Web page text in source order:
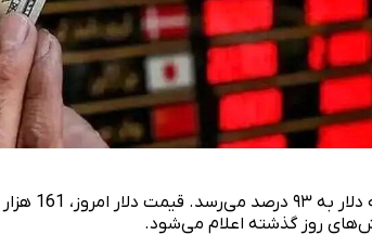
روز گذشته اعلام می‌شود.